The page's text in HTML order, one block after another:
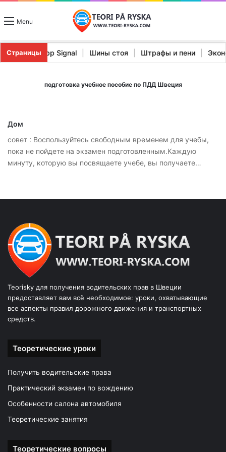
Menu
СтраницыStopp Signal | Шины стоя | Штрафы и пени |
подготовка учебное пособие по ПДД Швеция
Дом
совет : Воспользуйтесь свободным временем для учебы,
пока не пойдете на экзамен подготовленным.Каждую
минуту, которую вы посвящаете учебе, вы получаете…
Teorisky для получения водительских прав в Швеции
предоставляет вам всё необходимое: уроки, охватывающие
все аспекты правил дорожного движения и транспортных
средств.
Теоретические уроки
Получить водительские права
Практический экзамен по вождению
Особенности салона автомобиля
Теоретические занятия
Теоретические вопросы